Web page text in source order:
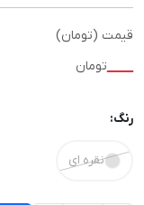
قیمت (تومان)
—تومان
رنگ:
نقره ای